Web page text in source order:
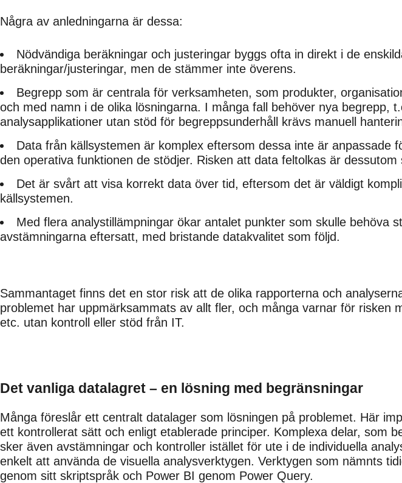
Några av anledningarna är dessa:
Nödvändiga beräkningar och justeringar byggs ofta in direkt i de
beräkningar/justeringar, men de stämmer inte överens.
Begrepp som är centrala för verksamheten, som produkter,
och med namn i de olika lösningarna. I många fall behöver nya begrepp,
analysapplikationer utan stöd för begreppsunderhåll krävs manuell
Data från källsystemen är komplex eftersom dessa inte är
den operativa funktionen de stödjer. Risken att data feltolkas är dessutom
Det är svårt att visa korrekt data över tid, eftersom det är väldigt
källsystemen.
Med flera analystillämpningar ökar antalet punkter som skulle behöva
avstämningarna eftersatt, med bristande datakvalitet som följd.
Sammantaget finns det en stor risk att de olika rapporterna och
problemet har uppmärksammats av allt fler, och många varnar för risken
etc. utan kontroll eller stöd från IT.
Det vanliga datalagret – en lösning med begränsningar
Många föreslår ett centralt datalager som lösningen på problemet. Här
ett kontrollerat sätt och enligt etablerade principer. Komplexa delar, som
sker även avstämningar och kontroller istället för ute i de individuella
enkelt att använda de visuella analysverktygen. Verktygen som nämnts
genom sitt skriptspråk och Power BI genom Power Query.